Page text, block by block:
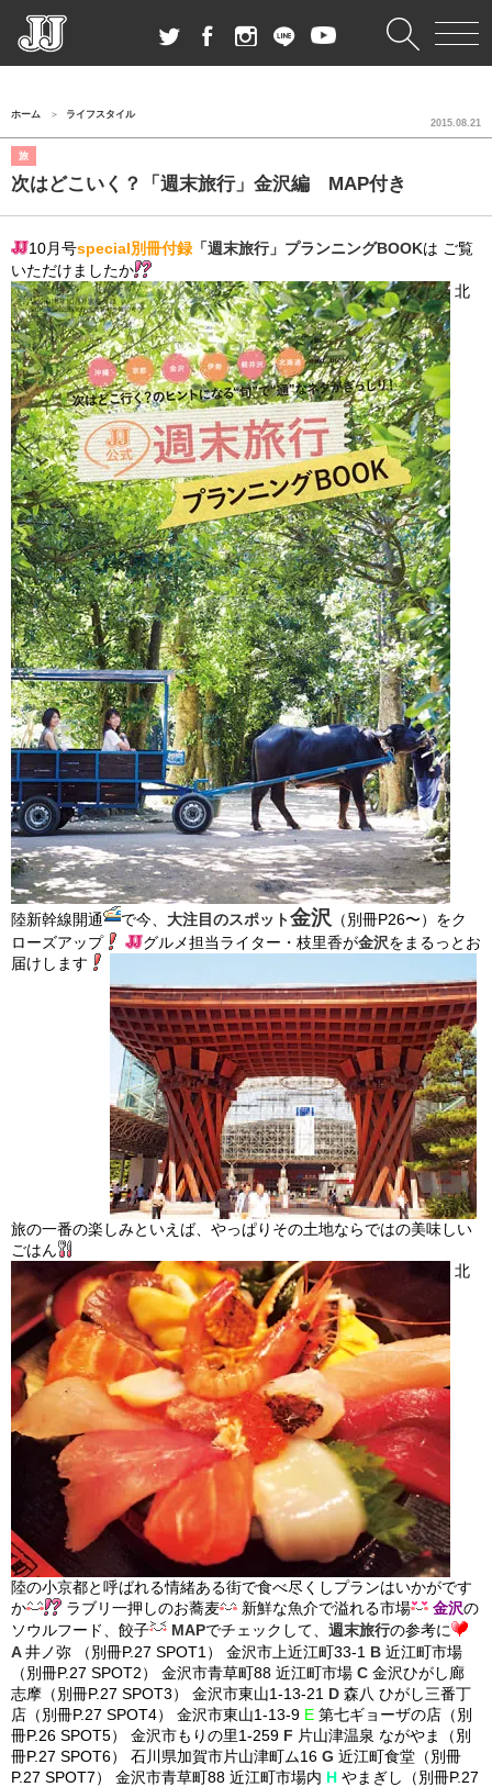
ホーム ライフスタイル
旅
次はどこいく？「週末旅行」金沢編 MAP付き
2015.08.21
10月号special別冊付録 「週末旅行」プランニングBOOKは ご覧
いただけましたか
北
陸新幹線開通 で今、 大注目のスポット金沢
（別冊P26〜）をク
ローズアップ
グルメ担当ライター・枝里香が金沢をまるっとお
届けします
旅の一番の楽しみといえば、やっぱりその土地ならではの美味しい
ごはん
北
陸の小京都と呼ばれる情緒ある街で食べ尽くしプランはいかがです
か
ラブリ一押しのお蕎麦 新鮮な魚介で溢れる市場 金沢の
ソウルフード、餃子
MAPでチェックして、 週末旅行の参考に
A 井ノ弥 （別冊P.27 SPOT1） 金沢市上近江町33-1 B 近江町市場
（別冊P.27 SPOT2） 金沢市青草町88 近江町市場 C 金沢ひがし廊
志摩（別冊P.27 SPOT3） 金沢市東山1-13-21 D 森八 ひがし三番丁
店（別冊P.27 SPOT4） 金沢市東山1-13-9 E 第七ギョーザの店（別
冊P.26 SPOT5） 金沢市もりの里1-259 F 片山津温泉 ながやま（別
冊P.27 SPOT6） 石川県加賀市片山津町ム16 G 近江町食堂（別冊
P.27 SPOT7） 金沢市青草町88 近江町市場内 H やまぎし（別冊P.27